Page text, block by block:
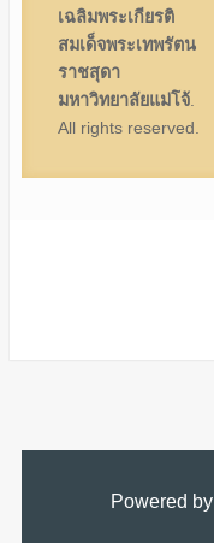
เฉลิมพระเกียรติ
สมเด็จพระเทพรัตน
ราชสุดา
มหาวิทยาลัยแม่โจ้
All rights reserved.
Powered by